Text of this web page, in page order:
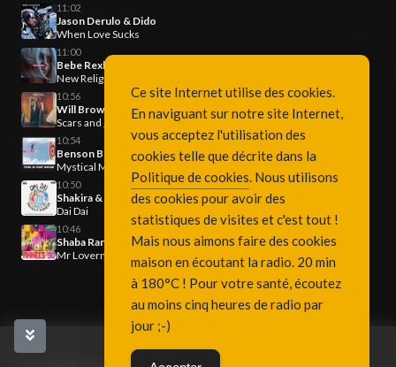
11:02
Jason Derulo & Dido
When Love Sucks
11:00
Bebe Rexha
New Religion
10:56
Will Brown
Scars and glory
10:54
Benson Boone
Mystical Magical
10:50
Shakira & Burna Boy
Dai Dai
10:46
Shaba Ranks
Mr Loverman
Ce site Internet utilise des cookies.
En naviguant sur notre site Internet,
vous acceptez l'utilisation des
cookies telle que décrite dans la
Politique de cookies. Nous utilisons
des cookies pour avoir des
statistiques de visites et c'est tout !
Mais nous aimons faire des cookies
maison en écoutant la radio. 20 min
à 180°C ! Pour votre santé, écoutez
au moins cinq heures de radio par
jour ;-)